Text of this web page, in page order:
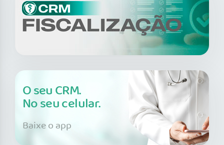
O seu CRM.
No seu celular.
Baixe o app